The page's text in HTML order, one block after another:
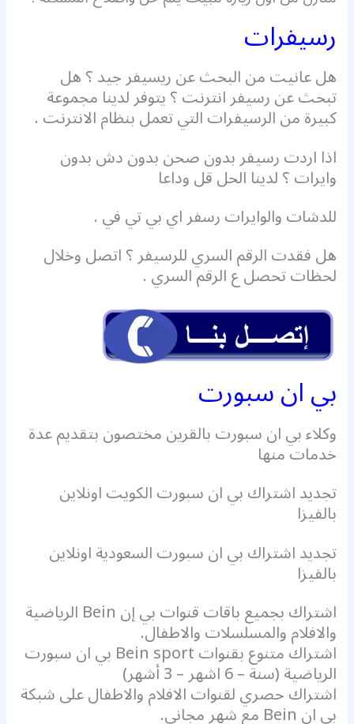
رسيفرات
هل عانيت من البحث عن ريسيفر جيد ؟ هل
تبحث عن رسيفر انترنت ؟ يتوفر لدينا مجموعة
كبيرة من الرسيفرات التي تعمل بنظام الانترنت .
اذا اردت رسيفر بدون صحن بدون دش بدون
وايرات ؟ لدينا الحل قل وداعا
للدشات والوايرات رسفر اي بي تي في .
هل فقدت الرقم السري للرسيفر ؟ اتصل وخلال
لحظات تحصل ع الرقم السري .
بي ان سبورت
وكلاء بي ان سبورت بالقرين مختصون بتقديم عدة
خدمات منها
تجديد اشتراك بي ان سبورت الكويت اونلاين
بالفيزا
تجديد اشتراك بي ان سبورت السعودية اونلاين
بالفيزا
اشتراك بجميع باقات قنوات بي إن Bein الرياضية
والافلام والمسلسلات والاطفال.
اشتراك متنوع بقنوات Bein sport بي ان سبورت
الرياضية (سنة – 6 اشهر – 3 أشهر)
اشتراك حصري لقنوات الافلام والاطفال على شبكة
بي ان Bein مع شهر مجاني.